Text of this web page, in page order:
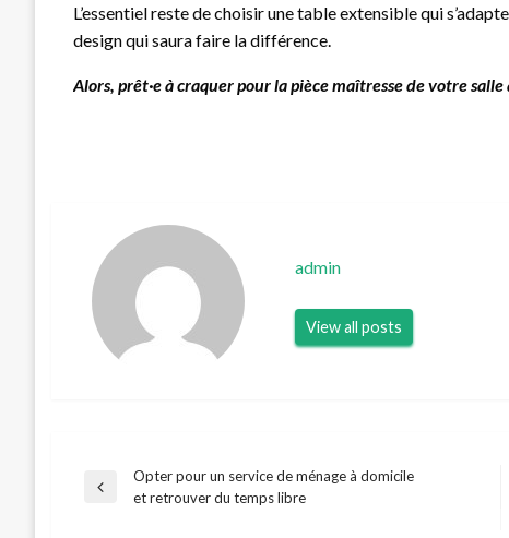
L’essentiel reste de choisir une table extensible qui
design qui saura faire la différence.
Alors, prêt·e à craquer pour la pièce maîtresse de votre salle
admin
View all posts
Navigation
Previous
Opter pour un service de ménage à domicile
et retrouver du temps libre